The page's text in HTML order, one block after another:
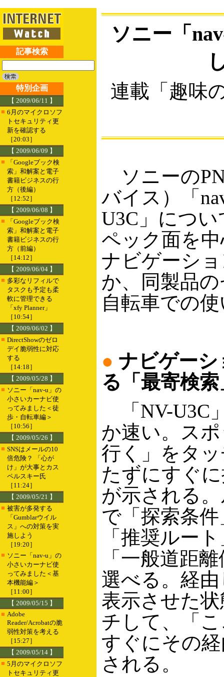
記事検索
特別企画
【 2009/06/11 】
■ 6月のマイクロソフ
トセキュリティ更
新を確認する
［20:03］
【 2009/06/09 】
■
「Googleブック検
索」和解案と電子
書籍ビジネスの行
方（後編）
［12:52］
【 2009/06/08 】
■
「Googleブック検
索」和解案と電子
書籍ビジネスの行
方（前編）
［14:12］
【 2009/06/04 】
■ 多彩なリフィルで
タスクも予定も柔
軟に管理できる
「xfy Planner」
［10:54］
【 2009/06/02 】
■ DirectShowのゼロ
デイ脆弱性に対応
する
［14:18］
【 2009/05/28 】
■ ソニー「nav-u」の
小さいカーナビ使
ってみました＜徒
歩・自転車編＞
［10:56］
【 2009/05/26 】
■ SNSはメールの10
倍危険？ 「心が
け」が大事とカス
ペルスキー氏
［11:24］
【 2009/05/21 】
■ 被害が多発する
「Gumblarウイル
ス」への対策を実
施しよう
［19:20］
■ ソニー「nav-u」の
小さいカーナビ使
ってみました＜基
本機能編＞
［11:00］
【 2009/05/15 】
■ Adobe
Reader/Acrobatの脆
弱性対策を考える
［15:27］
【 2009/05/14 】
■ 5月のマイクロソフ
トセキュリティ更
ソニー「
連載「趣味
ソニーの
バイス）「
U3C」につ
ペック面を
ナビゲーシ
か、同製品
自転車での
● ナビゲー
る「最寄検索
「NV-U3C
か速い。ス
行く」をタ
たずにすぐ
が示される
で「探索条
「推奨ルー
「一般道距
選べる。経
表示させた
チして、「
すぐにその
される。